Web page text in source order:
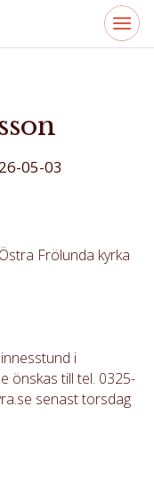
05-03
Frölunda kyrka
i
önskas till tel. 0325-
senast torsdag